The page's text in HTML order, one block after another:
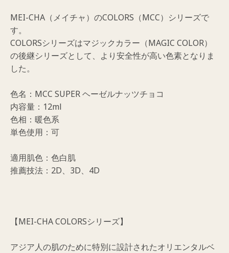
コ）
個
MEI-CHA（メイチャ）のCOLORS（MCC）シリーズで
す。
COLORSシリーズはマジックカラー（MAGIC COLOR）
の後継シリーズとして、より安全性が高い色素となりま
した。
色名：MCC SUPER ヘーゼルナッツチョコ
内容量：12ml
色相：暖色系
単色使用：可
適用肌色：色白肌
推薦技法：2D、3D、4D
【MEI-CHA COLORSシリーズ】
アジア人の肌のために特別に設計されたオリエンタルベ